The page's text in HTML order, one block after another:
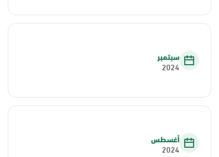
سبتمبر
2024
أغسطس
2024